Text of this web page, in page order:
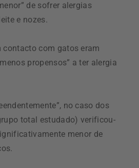
de sofrer alergias
e nozes.
contacto com gatos eram
propensos” a ter alergia
no caso dos
total estudado) verificou-
menor de